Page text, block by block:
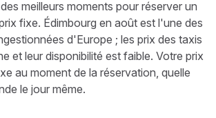
meilleurs moments pour réserver un
fixe. Édimbourg en août est l'une des
d'Europe ; les prix des taxis
et leur disponibilité est faible. Votre prix
au moment de la réservation, quelle
le jour même.